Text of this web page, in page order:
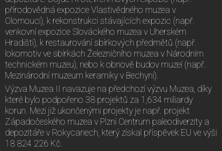
přírodovědná expozice Vlastivědného muzea v
Olomouci), k rekonstrukci stávajících expozic (např.
venkovní expozice Slováckého muzea v Uherském
Hradišti), k restaurování sbírkových předmětů (např.
lokomotiv ve sbírkách Železničního muzea v Národním
technickém muzeu), nebo k obnově budov muzeí (např.
Mezinárodní muzeum keramiky v Bechyni).
Výzva Muzea II navazuje na předchozí výzvu Muzea, díky
které bylo podpořeno 38 projektů za 1,634 miliardy
korun. Mezi již ukončenými projekty je např. projekt
Západočeského muzea v Plzni Centrum paleodiverzity a
depozitáře v Rokycanech, který získal příspěvek EU ve výši
18 824 226 Kč.